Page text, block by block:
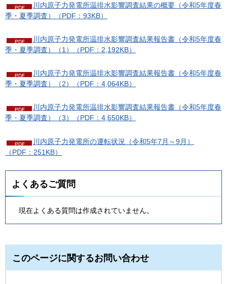
川内原子力発電所温排水影響調査結果の概要（令和5年度春
季・夏季調査）（PDF：93KB）
川内原子力発電所温排水影響調査結果報告書（令和5年度春
季・夏季調査）（1）（PDF：2,192KB）
川内原子力発電所温排水影響調査結果報告書（令和5年度春
季・夏季調査）（2）（PDF：4,064KB）
川内原子力発電所温排水影響調査結果報告書（令和5年度春
季・夏季調査）（3）（PDF：4,650KB）
川内原子力発電所の運転状況（令和5年7月～9月）
（PDF：251KB）
よくあるご質問
現在よくある質問は作成されていません。
このページに関するお問い合わせ